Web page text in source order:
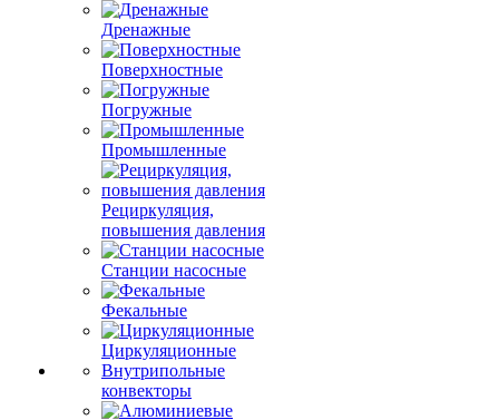
Дренажные
Поверхностные
Погружные
Промышленные
Рециркуляция,
повышения давления
Станции насосные
Фекальные
Циркуляционные
Внутрипольные
конвекторы